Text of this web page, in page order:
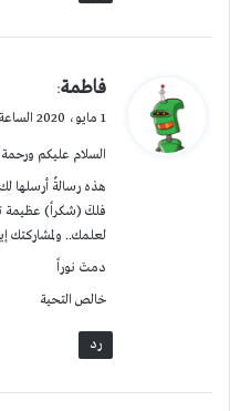
ي
ل
فاطمة:
1 مايو، 2020 الساعة 2:38 م
السلام عليكم ورحمة
هذه رسالةٌ أرسلها
فلكَ (شكراً) عظيمة
لعلمك.. ولمشاركتك
دمتَ نوراً
خالص التحية
رد